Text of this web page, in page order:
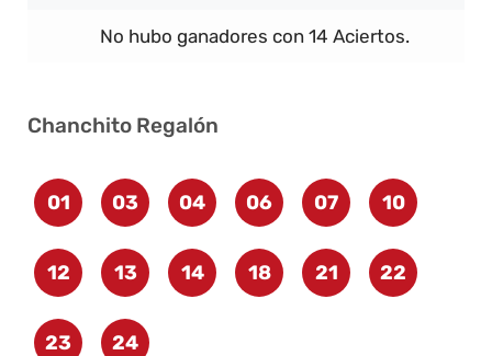
No hubo ganadores con 14 Aciertos.
Chanchito Regalón
01 03 04 06 07 10
12 13 14 18 21 22
23 24